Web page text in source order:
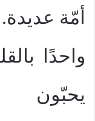
أمّة
واحدًا
يحبّون